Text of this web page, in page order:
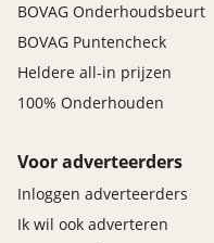
BOVAG Onderhoudsbeurt
BOVAG Puntencheck
Heldere all-in prijzen
100% Onderhouden
Voor adverteerders
Inloggen adverteerders
Ik wil ook adverteren